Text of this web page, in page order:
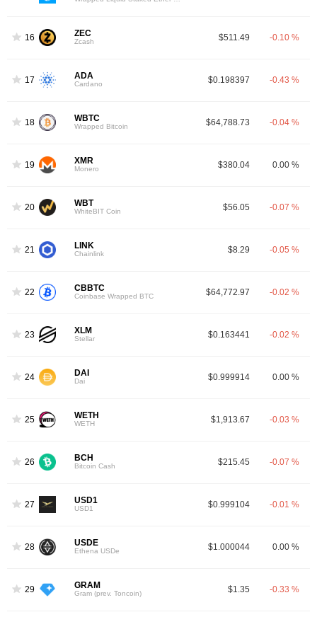
16 ZEC
Zcash $511.49 -0.10 %
17 ADA
Cardano $0.198397 -0.43 %
18 WBTC
Wrapped Bitcoin $64,788.73 -0.04 %
19 XMR
Monero $380.04 0.00 %
20 WBT
WhiteBIT Coin $56.05 -0.07 %
21 LINK
Chainlink $8.29 -0.05 %
22 CBBTC
Coinbase Wrapped BTC $64,772.97 -0.02 %
23 XLM
Stellar $0.163441 -0.02 %
24 DAI
Dai $0.999914 0.00 %
25 WETH
WETH $1,913.67 -0.03 %
26 BCH
Bitcoin Cash $215.45 -0.07 %
27 USD1
USD1 $0.999104 -0.01 %
28 USDE
Ethena USDe $1.000044 0.00 %
29 GRAM
Gram (prev. Toncoin) $1.35 -0.33 %